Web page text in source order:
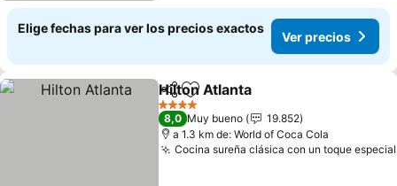
Elige fechas para ver los precios exactos
Ver precios
CompartirAgregar a favoritos
Hilton Atlanta
4 Estrellas
8,0 Muy bueno
19.852
a 1.3 km de: World of Coca Cola
Cocina sureña clásica con un toque especial